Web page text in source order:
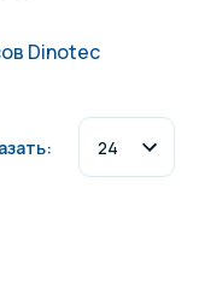
пушки и
Dinotec